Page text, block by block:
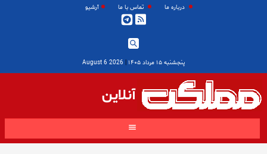
درباره ما تماس با ما آرشیو
پنجشنبه ۱۵ مرداد ۱۴۰۵ |
2026 August 6
آنلاین